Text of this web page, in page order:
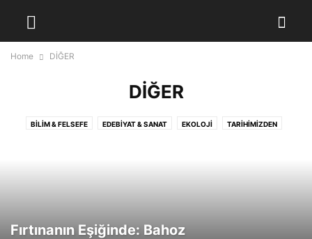
Home DİĞER
DİĞER
BILIM & FELSEFE EDEBIYAT & SANAT EKOLOJI TARIHIMIZDEN
Fırtınanın Eşiğinde: Bahoz